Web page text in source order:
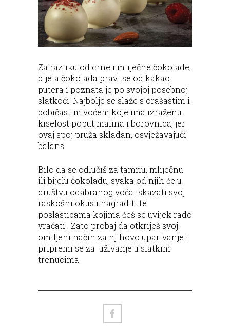
Za razliku od crne i mliječne čokolade,
bijela čokolada pravi se od kakao
putera i poznata je po svojoj posebnoj
slatkoći. Najbolje se slaže s orašastim i
bobičastim voćem koje ima izraženu
kiselost poput malina i borovnica, jer
ovaj spoj pruža skladan, osvježavajući
balans.
Bilo da se odlučiš za tamnu, mliječnu
ili bijelu čokoladu, svaka od njih će u
društvu odabranog voća iskazati svoj
raskošni okus i nagraditi te
poslasticama kojima ćeš se uvijek rado
vraćati. Zato probaj da otkriješ svoj
omiljeni način za njihovo uparivanje i
pripremi se za uživanje u slatkim
trenucima.